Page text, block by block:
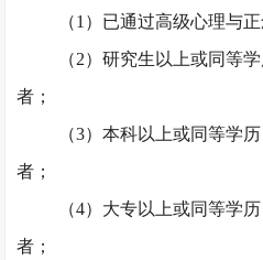
（1）已通过高级心理与
（2）研究生以上或同等
者；
（3）本科以上或同等学
者；
（4）大专以上或同等学
者；